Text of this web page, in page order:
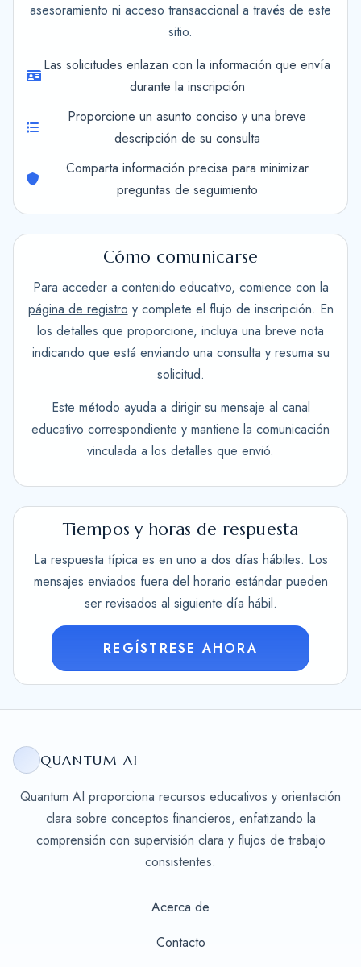
asesoramiento ni acceso transaccional a través de este
sitio.
Las solicitudes enlazan con la información que envía
durante la inscripción
Proporcione un asunto conciso y una breve
descripción de su consulta
Comparta información precisa para minimizar
preguntas de seguimiento
Cómo comunicarse
Para acceder a contenido educativo, comience con la
página de registro y complete el flujo de inscripción. En
los detalles que proporcione, incluya una breve nota
indicando que está enviando una consulta y resuma su
solicitud.
Este método ayuda a dirigir su mensaje al canal
educativo correspondiente y mantiene la comunicación
vinculada a los detalles que envió.
Tiempos y horas de respuesta
La respuesta típica es en uno a dos días hábiles. Los
mensajes enviados fuera del horario estándar pueden
ser revisados al siguiente día hábil.
REGÍSTRESE AHORA
QUANTUM AI
Quantum AI proporciona recursos educativos y orientación
clara sobre conceptos financieros, enfatizando la
comprensión con supervisión clara y flujos de trabajo
consistentes.
Acerca de
Contacto